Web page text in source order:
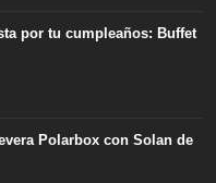
por tu cumpleaños: Buffet
Polarbox con Solan de